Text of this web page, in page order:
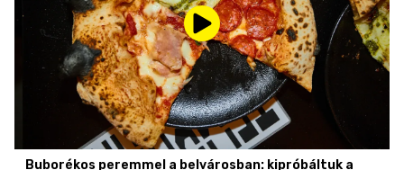
Buborékos peremmel a belvárosban: kipróbáltuk a